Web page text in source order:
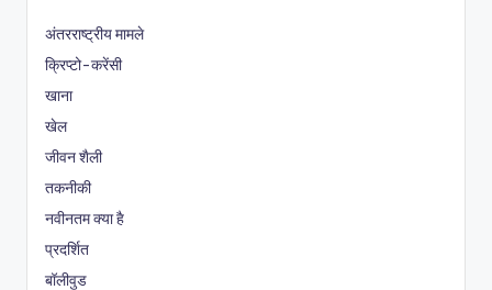
अंतरराष्ट्रीय मामले
क्रिप्टो-करेंसी
खाना
खेल
जीवन शैली
तकनीकी
नवीनतम क्या है
प्रदर्शित
बॉलीवुड